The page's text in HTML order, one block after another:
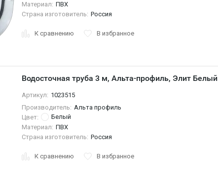
Материал: ПВХ
Страна изготовитель: Россия
К сравнению В избранное
Водосточная труба 3 м, Альта-профиль, Элит Белый
Артикул: 1023515
Производитель: Альта профиль
Цвет:
Белый
Материал: ПВХ
Страна изготовитель: Россия
К сравнению В избранное